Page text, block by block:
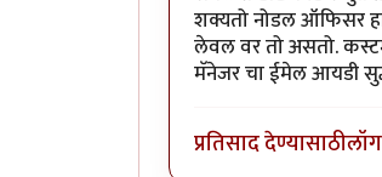
शक्यतो नोडल ऑफिसर
लेवल वर तो असतो.
मॅनेजर चा ईमेल आयडी
प्रतिसाद देण्यासाठी